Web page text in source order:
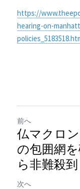
https://
hearing-on-
前へ
仏マクロ
の包囲網
ら非難殺到
次へ